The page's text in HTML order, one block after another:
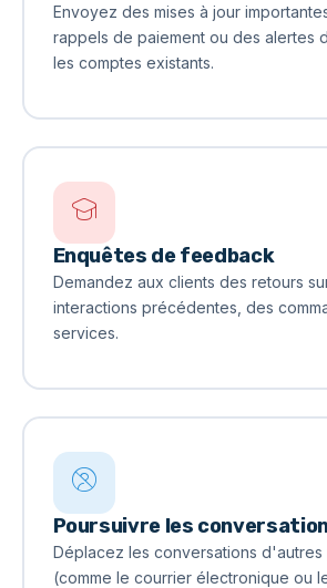
Envoyez des mises à jour
rappels de paiement ou des alertes
les comptes existants.
Enquêtes de feedback
Demandez aux clients des retours
interactions précédentes, des
services.
Poursuivre les
Déplacez les conversations d'autres
(comme le courrier électronique ou